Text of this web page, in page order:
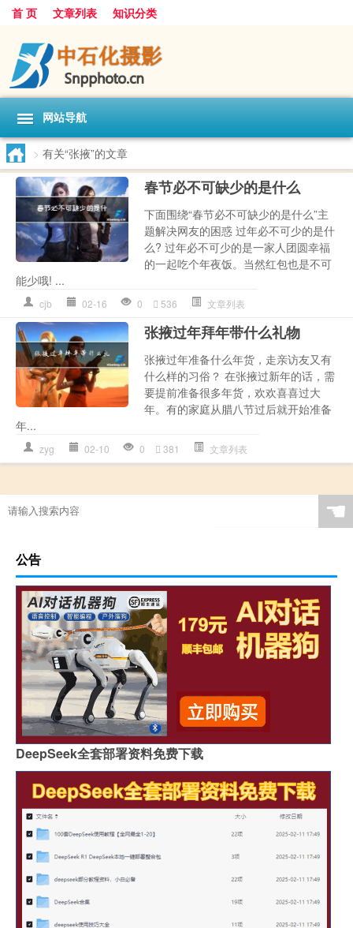
首 页 文章列表 知识分类
网站导航
> 有关“张掖”的文章
春节必不可缺少的是什么
下面围绕“春节必不可缺少的是什么”主
题解决网友的困惑 过年必不可少的是什
么? 过年必不可少的是一家人团圆幸福
的一起吃个年夜饭。当然红包也是不可
能少哦! ...
cjb 02-16 0 536 文章列表
张掖过年拜年带什么礼物
张掖过年准备什么年货，走亲访友又有
什么样的习俗？ 在张掖过新年的话，需
要提前准备很多年货，欢欢喜喜过大
年。有的家庭从腊八节过后就开始准备
年...
zyg 02-10 0 381 文章列表
☚
公告
DeepSeek全套部署资料免费下载